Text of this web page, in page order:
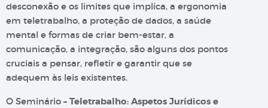
desconexão e os limites que implica, a ergonomia
em teletrabalho, a proteção de dados, a saúde
mental e formas de criar bem-estar, a
comunicação, a integração, são alguns dos pontos
cruciais a pensar, refletir e garantir que se
adequem às leis existentes.
O Seminário – Teletrabalho: Aspetos Jurídicos e